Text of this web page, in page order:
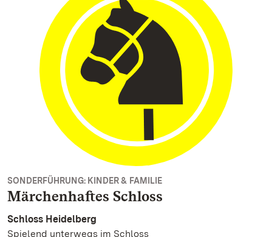
SONDERFÜHRUNG: KINDER & FAMILIE
Märchenhaftes Schloss
Schloss Heidelberg
Spielend unterwegs im Schloss